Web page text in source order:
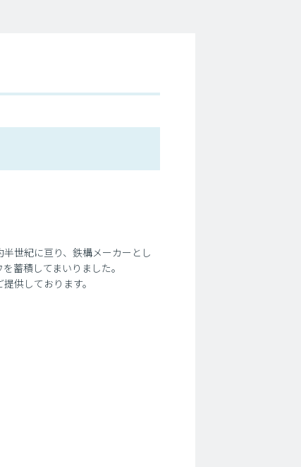
世紀に亘り、鉄構メーカーとし
蓄積してまいりました。
供しております。